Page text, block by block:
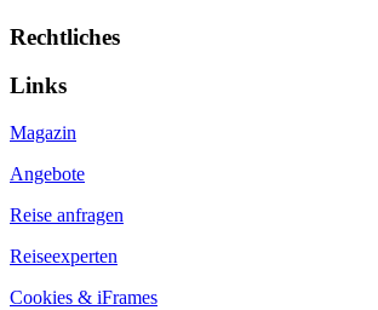
Rechtliches
Links
Magazin
Angebote
Reise anfragen
Reiseexperten
Cookies & iFrames